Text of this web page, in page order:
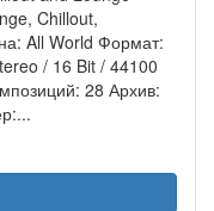
Chillout,
All World Формат:
/ 16 Bit / 44100
28 Архив:
...